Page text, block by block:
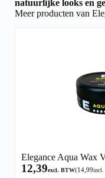
natuurlijke looks en
Meer producten van
Elegance Aqua Wax
12,39excl. BTW(14,99incl.